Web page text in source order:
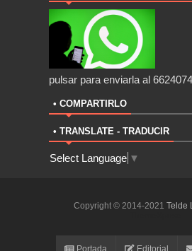
pulsar para enviarla al
• COMPARTIRLO
• TRANSLATE - TRADUCIR
Select Language ▼
Copyright © 2014-2021 Telde
Portada Editorial